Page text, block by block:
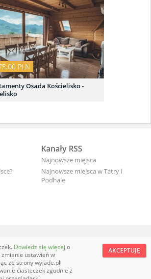
PLN
Osada Kościelisko -
Kanały RSS
Najnowsze miejsca
Najnowsze miejsca w Tatry i
Podhale
- turystyczna Polska
AKCEPTUJĘ
Dowiedz się więcej o
ustawień w
ze strony wyjade.pl
ciasteczek zgodnie z